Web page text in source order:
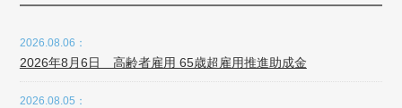
2026.08.06：
2026年8月6日 高齢者雇用 65歳超雇用推進助成金
2026.08.05：